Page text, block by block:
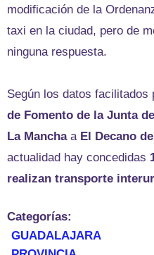
modificación de la
taxi en la ciudad, pero de
ninguna respuesta.
Según los datos facilitados
de Fomento de la Junta
La Manchaa El Decano
actualidad hay concedidas
realizan transporte
Categorías:
GUADALAJARA